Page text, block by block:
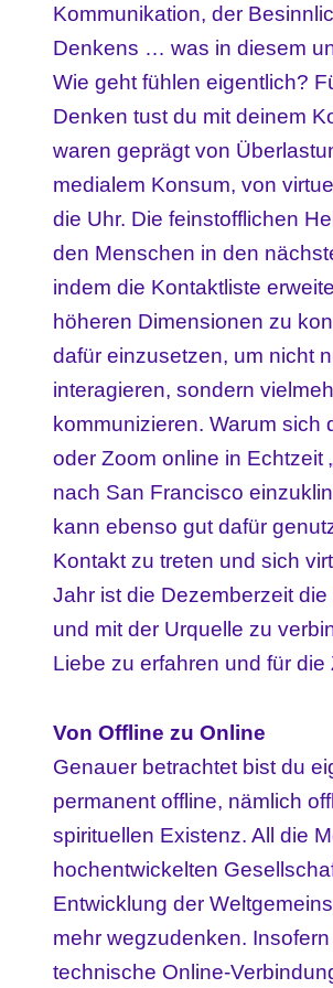
Kommunikation, der
Denkens … was in diesem
Wie geht fühlen eigentlich?
Denken tust du mit deinem
waren geprägt von
medialem Konsum, von
die Uhr. Die feinstofflichen
den Menschen in den
indem die Kontaktliste
höheren Dimensionen zu
dafür einzusetzen, um nicht
interagieren, sondern
kommunizieren. Warum sich
oder Zoom online in Echtzeit
nach San Francisco
kann ebenso gut dafür
Kontakt zu treten und sich
Jahr ist die Dezemberzeit
und mit der Urquelle zu
Liebe zu erfahren und für
Von Offline zu Online
Genauer betrachtet bist du
permanent offline, nämlich
spirituellen Existenz. All die
hochentwickelten
Entwicklung der
mehr wegzudenken.
technische Online-